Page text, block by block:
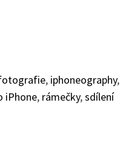
, iphoneography,
iPhone, rámečky,sdílení